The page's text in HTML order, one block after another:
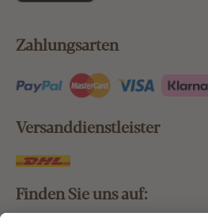
Zahlungsarten
Versanddienstleister
Finden Sie uns auf: